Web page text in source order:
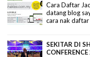
Cara Daftar
datang blog
cara nak daftar
SEKITAR DI